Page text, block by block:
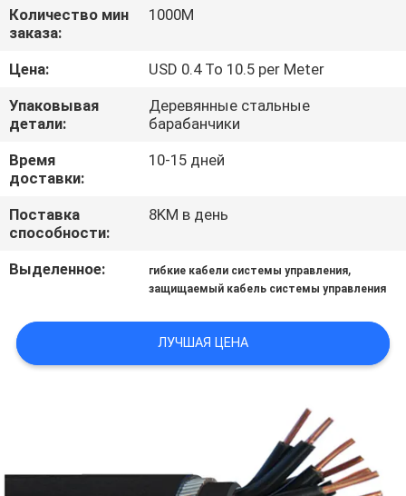
О
КОМПАНИИ
НАША
ФАБРИКА
КОНТРОЛЬ
ДАННЫЕ
Количество мин
заказа:
1000М
Цена:
USD 0.4 To 10.5 per Meter
Упаковывая
детали:
Деревянные стальные
барабанчики
Время
доставки:
10-15 дней
Поставка
способности:
8KM в день
Выделенное: гибкие кабели системы управления,
защищаемый кабель системы управления
ЛУЧШАЯ ЦЕНА